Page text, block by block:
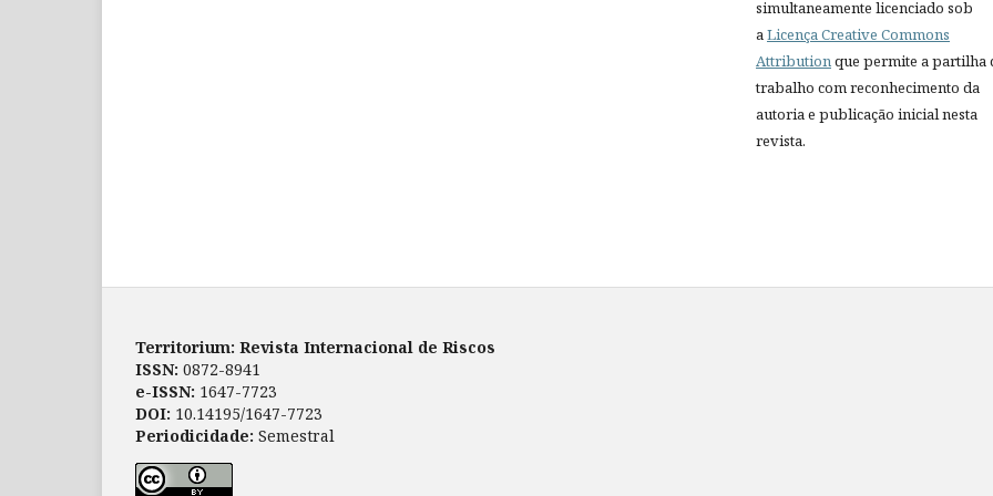
simultaneamente licenciado sob
aLicença Creative Commons
Attributionque permite a partilha
trabalho com reconhecimento da
autoria e publicação inicial nesta
revista.
Territorium: Revista Internacional de Riscos
ISSN: 0872-8941
e-ISSN: 1647-7723
DOI: 10.14195/1647-7723
Periodicidade: Semestral